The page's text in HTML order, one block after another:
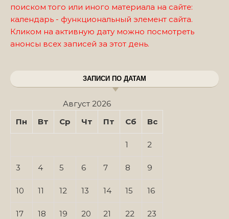
поиском того или иного материала на сайте:
календарь - функциональный элемент сайта.
Кликом на активную дату можно посмотреть
анонсы всех записей за этот день.
ЗАПИСИ ПО ДАТАМ
Август 2026
Пн
Вт Ср Чт Пт Сб Вс
1 2
3 4 5 6 7 8 9
10 11 12 13 14 15 16
17 18 19 20 21 22 23